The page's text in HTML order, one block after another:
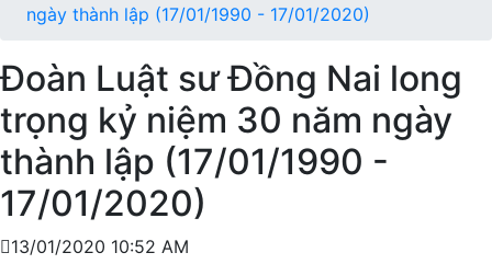
ngày thành lập (17/01/1990 - 17/01/2020)
Đoàn Luật sư Đồng Nai long
trọng kỷ niệm 30 năm ngày
thành lập (17/01/1990 -
17/01/2020)
13/01/2020 10:52 AM